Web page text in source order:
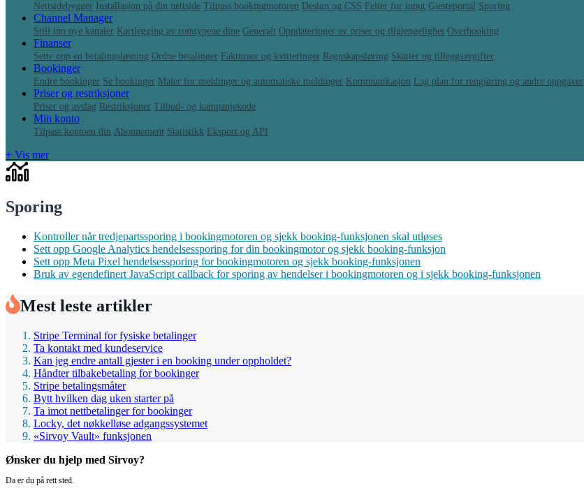
Nettsidebygger Installasjon på din nettside Tilpass bookingmotoren Design og CSS Felter for input Gjesteportal Sporing
Channel Manager
Still inn nye kanaler Kartlegging av romtypene dine Generalt Oppdateringer av priser og tilgjengelighet Overbooking
Finanser
Sette opp en betalingsløsning Ordne betalinger Fakturaer og kvitteringer Regnskapsføring Skatter og tilleggsavgifter
Bookinger
Endre bookinger Se bookinger Maler for meldinger og automatiske meldinger Kommunikasjon Lag plan for rengjøring og andre oppgaver
Priser og restriksjoner
Priser og avslag Restriksjoner Tilbud- og kampanjekode
Min konto
Tilpass kontoen din Abonnement Statistikk Eksport og API
+ Vis mer
Sporing
Kontroller når tredjepartssporing i bookingmotoren og sjekk booking-funksjonen skal utløses
Sett opp Google Analytics hendelsessporing for din bookingmotor og sjekk booking-funksjon
Sett opp Meta Pixel hendelsessporing for bookingmotoren og sjekk booking-funksjonen
Bruk av egendefinert JavaScript callback for sporing av hendelser i bookingmotoren og i sjekk booking-funksjonen
Mest leste artikler
Stripe Terminal for fysiske betalinger
Ta kontakt med kundeservice
Kan jeg endre antall gjester i en booking under oppholdet?
Håndter tilbakebetaling for bookinger
Stripe betalingsmåter
Bytt hvilken dag uken starter på
Ta imot nettbetalinger for bookinger
Locky, det nøkkelløse adgangssystemet
«Sirvoy Vault» funksjonen
Ønsker du hjelp med Sirvoy?
Da er du på rett sted.